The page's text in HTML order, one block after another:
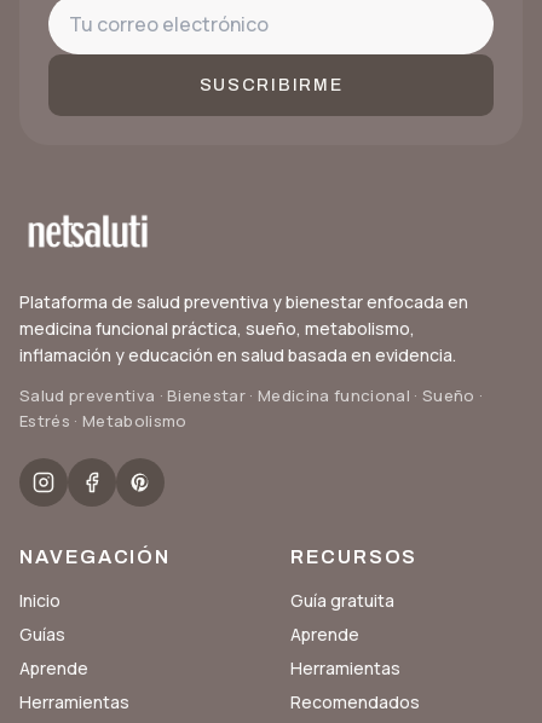
SUSCRIBIRME
Plataforma de salud preventiva y bienestar enfocada en
medicina funcional práctica, sueño, metabolismo,
inflamación y educación en salud basada en evidencia.
Salud preventiva · Bienestar · Medicina funcional · Sueño ·
Estrés · Metabolismo
NAVEGACIÓN
Inicio
Guías
Aprende
Herramientas
RECURSOS
Guía gratuita
Aprende
Herramientas
Recomendados